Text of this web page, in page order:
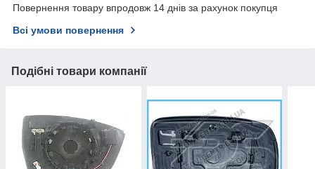
Повернення товару впродовж 14 днів за рахунок покупця
Всі умови повернення
Подібні товари компанії